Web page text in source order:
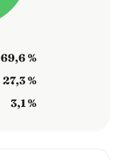
69,6 %
27,3 %
3,1 %